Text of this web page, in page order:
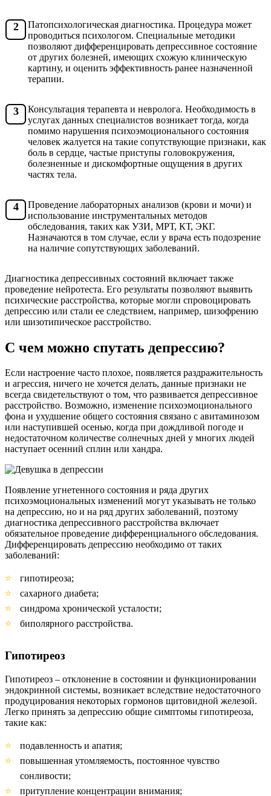
Патопсихологическая диагностика. Процедура может
проводиться психологом. Специальные методики
позволяют дифференцировать депрессивное состояние
от других болезней, имеющих схожую клиническую
картину, и оценить эффективность ранее назначенной
терапии.
Консультация терапевта и невролога. Необходимость в
услугах данных специалистов возникает тогда, когда
помимо нарушения психоэмоционального состояния
человек жалуется на такие сопутствующие признаки, как
боль в сердце, частые приступы головокружения,
болезненные и дискомфортные ощущения в других
частях тела.
Проведение лабораторных анализов (крови и мочи) и
использование инструментальных методов
обследования, таких как УЗИ, МРТ, КТ, ЭКГ.
Назначаются в том случае, если у врача есть подозрение
на наличие сопутствующих заболеваний.
Диагностика депрессивных состояний включает также
проведение нейротеста. Его результаты позволяют выявить
психические расстройства, которые могли спровоцировать
депрессию или стали ее следствием, например, шизофрению
или шизотипическое расстройство.
С чем можно спутать депрессию?
Если настроение часто плохое, появляется раздражительность
и агрессия, ничего не хочется делать, данные признаки не
всегда свидетельствуют о том, что развивается депрессивное
расстройство. Возможно, изменение психоэмоционального
фона и ухудшение общего состояния связано с авитаминозом
или наступившей осенью, когда при дождливой погоде и
недостаточном количестве солнечных дней у многих людей
наступает осенний сплин или хандра.
Появление угнетенного состояния и ряда других
психоэмоциональных изменений могут указывать не только
на депрессию, но и на ряд других заболеваний, поэтому
диагностика депрессивного расстройства включает
обязательное проведение дифференциального обследования.
Дифференцировать депрессию необходимо от таких
заболеваний:
гипотиреоза;
сахарного диабета;
синдрома хронической усталости;
биполярного расстройства.
Гипотиреоз
Гипотиреоз – отклонение в состоянии и функционировании
эндокринной системы, возникает вследствие недостаточного
продуцирования некоторых гормонов щитовидной железой.
Легко принять за депрессию общие симптомы гипотиреоза,
такие как:
подавленность и апатия;
повышенная утомляемость, постоянное чувство
сонливости;
притупление концентрации внимания;